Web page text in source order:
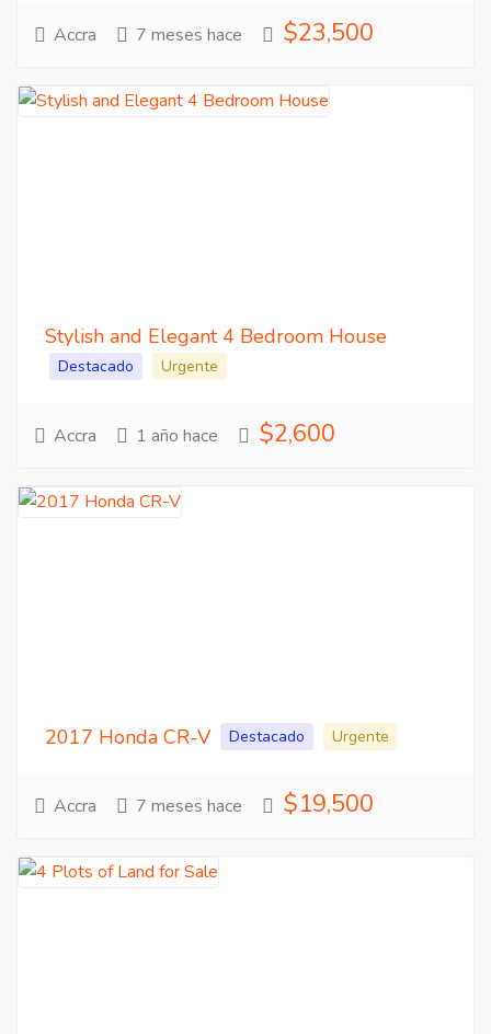
Accra 7 meses hace $23,500
Stylish and Elegant 4 Bedroom House
Destacado Urgente
Accra 1 año hace $2,600
2017 Honda CR-V Destacado Urgente
Accra 7 meses hace $19,500